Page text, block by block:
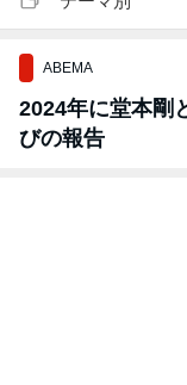
ABEMA
2024年に堂本剛
びの報告